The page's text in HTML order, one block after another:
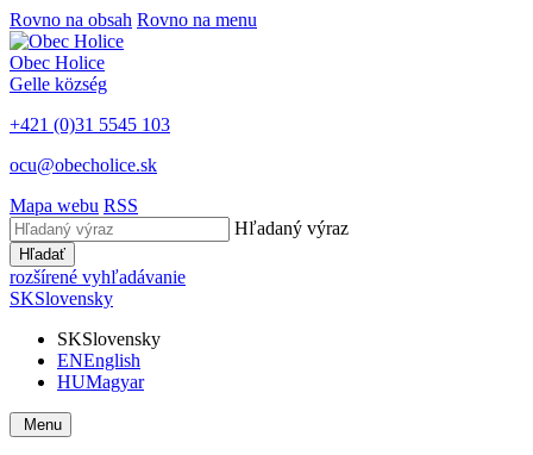
Rovno na obsah Rovno na menu
Obec Holice
Gelle község
+421 (0)31 5545 103
ocu@obecholice.sk
Mapa webu RSS
Hľadaný výraz
Hľadať
rozšírené vyhľadávanie
SKSlovensky
SKSlovensky
ENEnglish
HUMagyar
Menu